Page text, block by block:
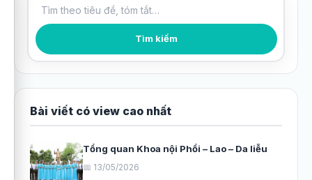
Tìm kiếm bài viết Tìm kiếm
Bài viết có view cao nhất
Tổng quan Khoa nội Phổi – Lao – Da liễu
📅 13/05/2026